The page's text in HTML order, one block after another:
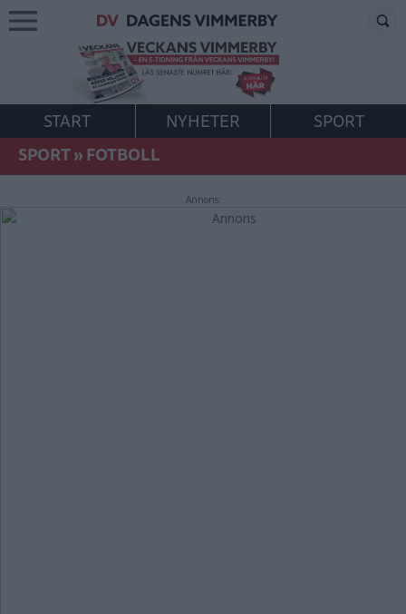
START NYHETER
SPORT
SPORT»FOTBOLL
Annons: